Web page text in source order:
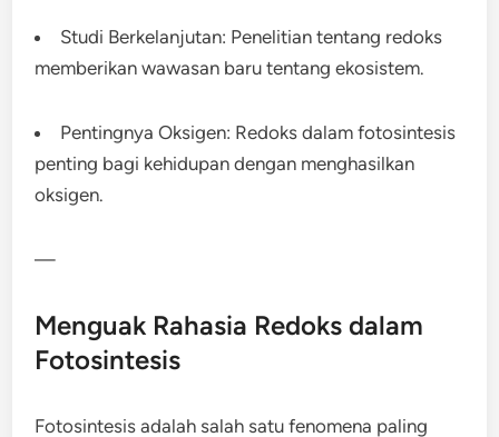
Studi Berkelanjutan: Penelitian tentang redoks
memberikan wawasan baru tentang ekosistem.
Pentingnya Oksigen: Redoks dalam fotosintesis
penting bagi kehidupan dengan menghasilkan
oksigen.
—
Menguak Rahasia Redoks dalam
Fotosintesis
Fotosintesis adalah salah satu fenomena paling